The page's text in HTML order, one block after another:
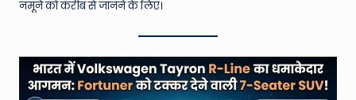
नमूने को करीब से जानने के लिए।